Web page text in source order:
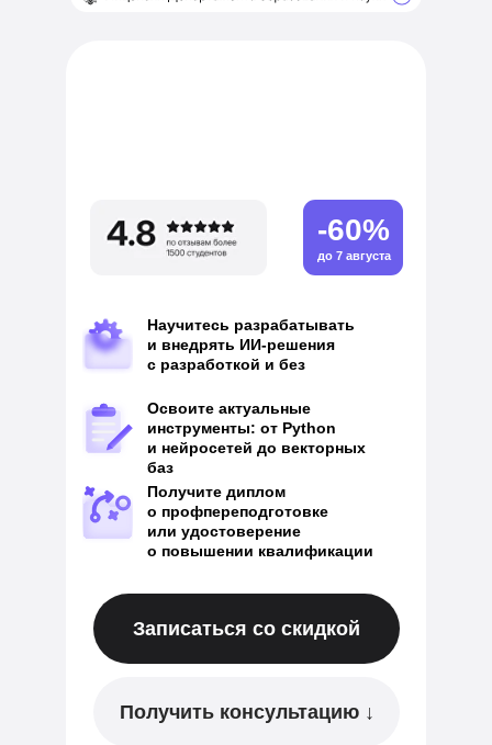
Получите диплом
о профпереподготовке
или удостоверение
о повышении квалификации
Освоите актуальные
инструменты: от Python
и нейросетей до векторных
баз
Научитесь разрабатывать
и внедрять ИИ-решения
с разработкой и без
Записаться со скидкой
Получить консультацию ↓
-60%
до 7 августа